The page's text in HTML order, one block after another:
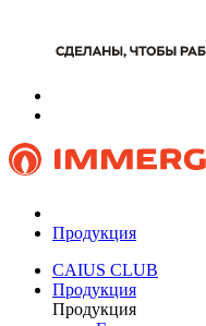
Продукция
CAIUS CLUB
Продукция
Продукция